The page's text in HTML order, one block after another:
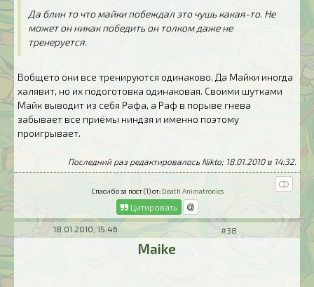
Да блин то что майки побеждал это чушь какая-то. Не
может он никак победить он толком даже не
тренеруется.
Вобщето они все тренируются одинаково. Да Майки иногда
халявит, но их подоготовка одинаковая. Своими шутками
Майк выводит из себя Рафа, а Раф в порыве гнева
забывает все приёмы ниндзя и именно поэтому
проигрывает.
Последний раз редактировалось Nikto; 18.01.2010 в 14:32.
Спасибо за пост (1) от: Death Animatronics
Цитировать
18.01.2010, 15:46 #38
Maike